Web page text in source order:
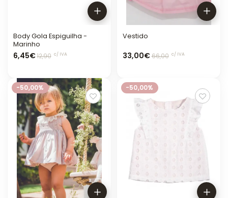
Body Gola Espiguilha -
Marinho
6,45€12,90 c/ IVA
Vestido
33,00€66,00 c/ IVA
-50,00% -50,00%